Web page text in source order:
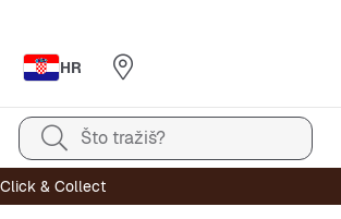
HR
Što tražiš?
Click & Collect